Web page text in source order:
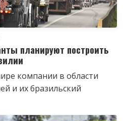
планируют построить
компании в области
и их бразильский